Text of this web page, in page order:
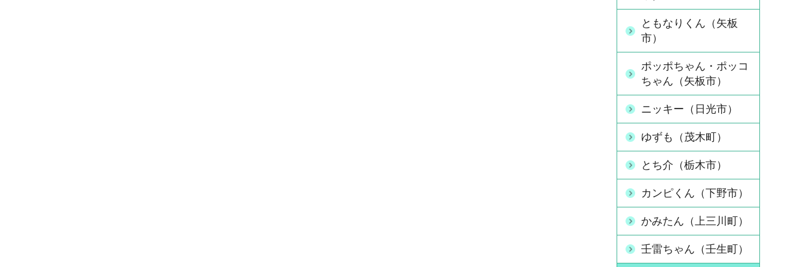
ともなりくん（矢板
市）
ポッポちゃん・ポッコ
ちゃん（矢板市）
ニッキー（日光市）
ゆずも（茂木町）
とち介（栃木市）
カンピくん（下野市）
かみたん（上三川町）
壬雷ちゃん（壬生町）